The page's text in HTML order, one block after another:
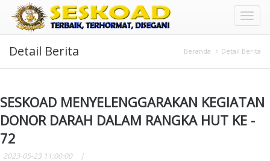
Toggle
Detail Berita Beranda Detail Berita
SESKOAD MENYELENGGARAKAN KEGIATAN
DONOR DARAH DALAM RANGKA HUT KE -
72
2023-05-23 11:00:00